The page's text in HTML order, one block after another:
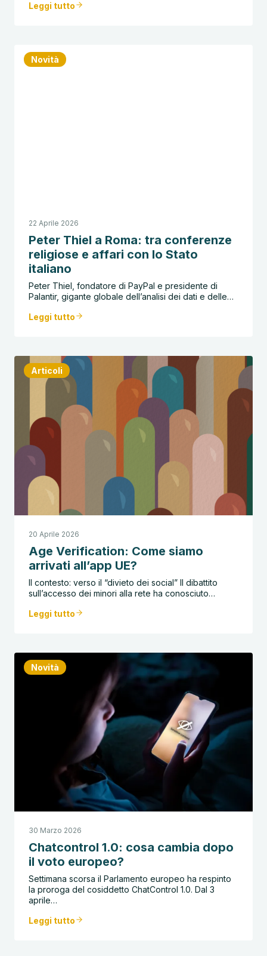
Leggi tutto
Novità
22 Aprile 2026
Peter Thiel a Roma: tra conferenze
religiose e affari con lo Stato
italiano
Peter Thiel, fondatore di PayPal e presidente di
Palantir, gigante globale dell’analisi dei dati e delle…
Leggi tutto
Articoli
20 Aprile 2026
Age Verification: Come siamo
arrivati all’app UE?
Il contesto: verso il “divieto dei social” Il dibattito
sull’accesso dei minori alla rete ha conosciuto…
Leggi tutto
Novità
30 Marzo 2026
Chatcontrol 1.0: cosa cambia dopo
il voto europeo?
Settimana scorsa il Parlamento europeo ha respinto
la proroga del cosiddetto ChatControl 1.0. Dal 3
aprile…
Leggi tutto